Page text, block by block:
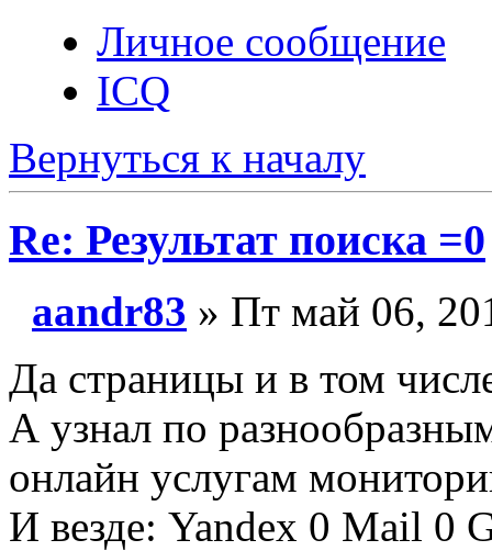
Личное сообщение
ICQ
Вернуться к началу
Re: Результат поиска =0
aandr83 » Пт май 06,
Да страницы и в том
А узнал по
онлайн услугам
И везде: Yandex 0 Mail 0